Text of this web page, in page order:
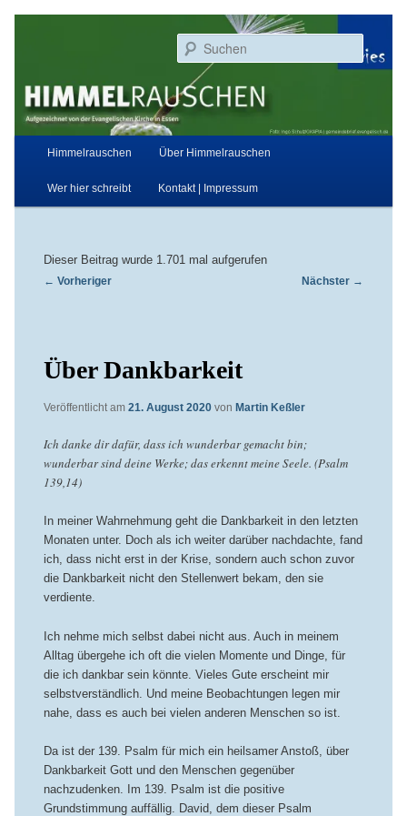
Himmelrauschen
Aufgezeichnet von der Evangelischen Kirche in Essen
Hauptmenü
Himmelrauschen Über Himmelrauschen
Wer hier schreibt Kontakt | Impressum
Dieser Beitrag wurde 1.701 mal aufgerufen
Beitragsnavigation
← Vorheriger Nächster →
Über Dankbarkeit
Veröffentlicht am 21. August 2020 von Martin Keßler
Ich danke dir dafür, dass ich wunderbar gemacht bin;
wunderbar sind deine Werke; das erkennt meine Seele. (Psalm
139,14)
In meiner Wahrnehmung geht die Dankbarkeit in den letzten
Monaten unter. Doch als ich weiter darüber nachdachte, fand
ich, dass nicht erst in der Krise, sondern auch schon zuvor
die Dankbarkeit nicht den Stellenwert bekam, den sie
verdiente.
Ich nehme mich selbst dabei nicht aus. Auch in meinem
Alltag übergehe ich oft die vielen Momente und Dinge, für
die ich dankbar sein könnte. Vieles Gute erscheint mir
selbstverständlich. Und meine Beobachtungen legen mir
nahe, dass es auch bei vielen anderen Menschen so ist.
Da ist der 139. Psalm für mich ein heilsamer Anstoß, über
Dankbarkeit Gott und den Menschen gegenüber
nachzudenken. Im 139. Psalm ist die positive
Grundstimmung auffällig. David, dem dieser Psalm